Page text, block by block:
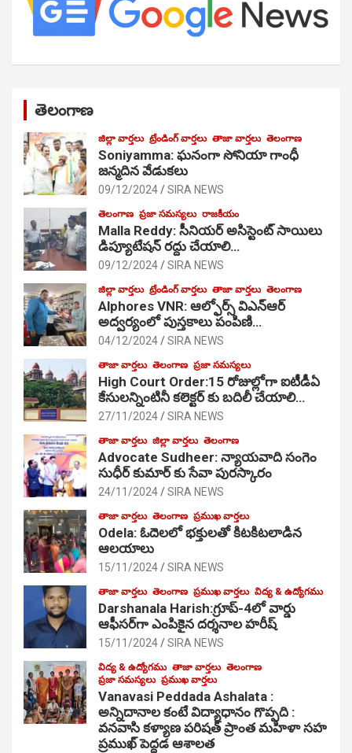
తెలంగాణ
జిల్లా వార్తలు ట్రేండింగ్ వార్తలు తాజా వార్తలు తెలంగాణ
Soniyamma: ఘ‌నంగా సోనియా గాంధీ
జ‌న్మ‌దిన వేడుక‌లు
09/12/2024 SIRA NEWS
తెలంగాణ ప్రజా సమస్యలు రాజకీయం
Malla Reddy: సీనియర్ అసిస్టెంట్ సాయిలు
డిప్యూటేషన్ రద్దు చేయాలి…
09/12/2024 SIRA NEWS
జిల్లా వార్తలు ట్రేండింగ్ వార్తలు తాజా వార్తలు తెలంగాణ
Alphores VNR: ఆల్ఫోర్స్ విఎన్ఆర్
అద్వర్యంలో పుస్తకాలు పంపిణి…
04/12/2024 SIRA NEWS
తాజా వార్తలు తెలంగాణ ప్రజా సమస్యలు
High Court Order:15 రోజుల్లోగా ఐటీడీఏ
కేసులన్నింటినీ కలెక్టర్ కు బదిలీ చేయాలి…
27/11/2024 SIRA NEWS
తాజా వార్తలు జిల్లా వార్తలు తెలంగాణ
Advocate Sudheer: న్యాయవాది సంగెం
సుధీర్ కుమార్ కు సేవా పురస్కారం
24/11/2024 SIRA NEWS
తాజా వార్తలు తెలంగాణ ప్రముఖ వార్తలు
Odela: ఓదెల‌లో భక్తులతో కిటకిటలాడిన
ఆల‌యాలు
15/11/2024 SIRA NEWS
తాజా వార్తలు తెలంగాణ ప్రముఖ వార్తలు విద్య & ఉద్యోగము
Darshanala Harish:గ్రూప్-4లో వార్డు
ఆఫీసర్‌గా ఎంపికైన దర్శనాల హరీష్
15/11/2024 SIRA NEWS
విద్య & ఉద్యోగము తాజా వార్తలు తెలంగాణ
ప్రజా సమస్యలు ప్రముఖ వార్తలు
Vanavasi Peddada Ashalata :
అన్నిదానాల కంటే విద్యాధానం గొప్పది :
వనవాసి కళ్యాణ పరిషత్ ప్రాంత మహిళా సహ
ప్రముఖ్ పెద్దడ ఆశాలత